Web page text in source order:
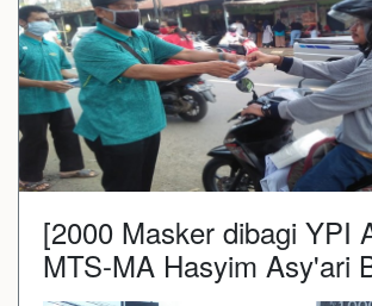
[2000 Masker dibagi YPI
MTS-MA Hasyim Asy'ari